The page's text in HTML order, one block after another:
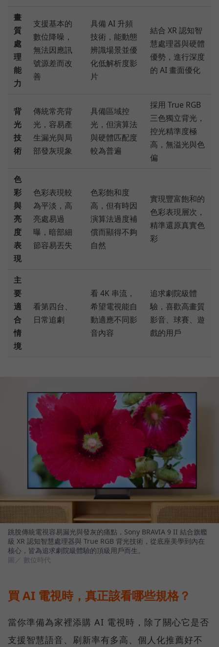
畫
質
處
理
能
力
支援基本的
數位降噪，
無法因應訊
號源差而改
善
具備 AI 升頻
技術，能動態
辨識場景並優
化低解析度影
片
結合 XR 認知智
慧處理器與硬體
優勢，進行深度
的 AI 畫面優化
背
光
技
術
傳統常亮背
光，容易產
生漏光與局
部發灰現象
具備區域控
光，但演算法
與硬體匹配度
較為普遍
採用 True RGB
三色獨立背光，
控光精準度極
高，無溢光與色
偏
色
彩
與
亮
度
表
現
色彩表現較
為平淡，高
亮處易過
曝，暗部細
節容易丟失
色彩飽和度
高，但有時因
演算法過度補
償而顯得不夠
自然
實現豐富飽和的
色彩表現層次，
精準還原真實色
彩
主
要
適
合
情
境
看第四台、
日常追劇
看 4K 串流，
希望電視能自
動適應不同影
音內容
追求劇院級體
驗，喜歡高畫質
影音、球賽、遊
戲的用戶
跳脫傳統電視容易漏光與發灰的痛點，Sony BRAVIA 9 II 結合旗艦
級 XR 認知智慧處理器與 True RGB 背光技術，從底座美學到內在
核心，皆為追求劇院級體驗的頂級用戶而生。
圖／ 數位時代
買 AI 電視時，真正該看哪些規格？
當你準備為家裡添購 AI 電視時，除了關心它是否
支援智慧語音、刷新率有多高、個人化推薦好不